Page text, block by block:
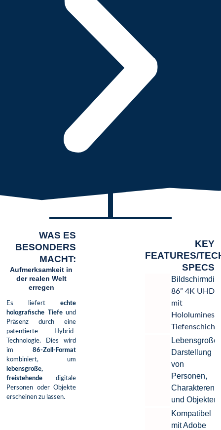
WAS ES
BESONDERS
MACHT:
Aufmerksamkeit in
der realen Welt
erregen
Es liefert echte
holografische Tiefeund
Präsenz durch eine
patentierte Hybrid-
Technologie. Dies wird
im 86-Zoll-Format
kombiniert, um
lebensgroße,
freistehende digitale
Personen oder Objekte
erscheinen zu lassen.
KEY
FEATURES/
SPECS
86” 4K UHD
mit
Tiefenschicht
Lebensgroße
Darstellung
von
Personen,
Charakteren
und Objekten
Kompatibel
mit Adobe